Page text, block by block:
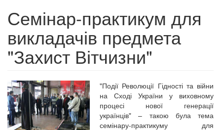
Семінар-практикум для
викладачів предмета
"Захист Вітчизни"
"Події Революції Гідності та війни
на Сході України у виховному
процесі нової генерації
українців" – такою була тема
семінару-практикуму для